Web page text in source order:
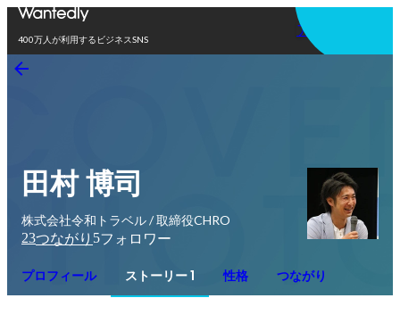
400万人が利用するビジネスSNS
アプリを使う
田村 博司
株式会社令和トラベル / 取締役CHRO
23つながり 5フォロワー
プロフィール ストーリー 1 性格 つながり